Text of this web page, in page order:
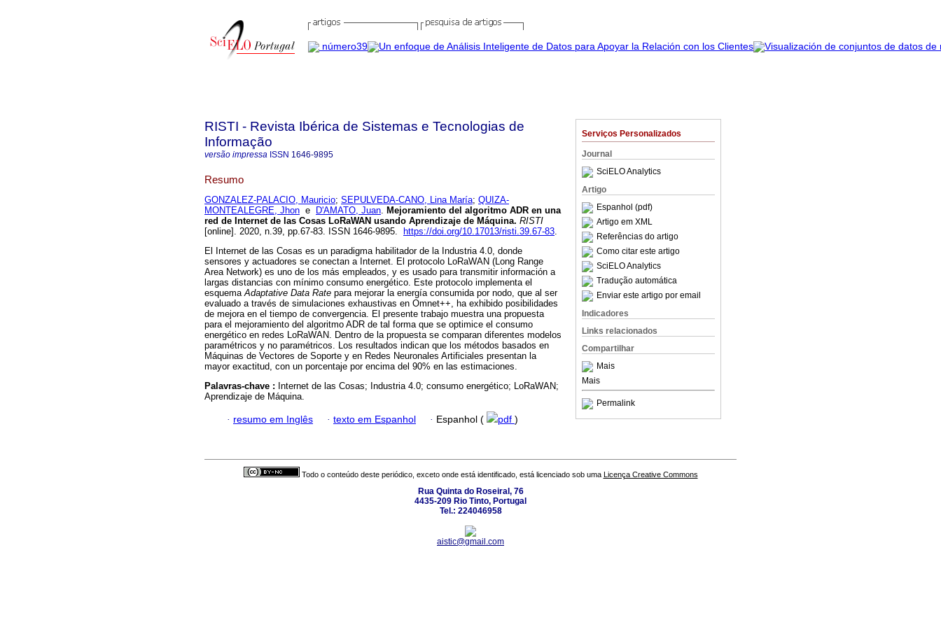
Serviços Personalizados
Journal
SciELO Analytics
Artigo
Espanhol (pdf)
Artigo em XML
Referências do artigo
Como citar este artigo
SciELO Analytics
Tradução automática
Enviar este artigo por email
Indicadores
Links relacionados
Compartilhar
Mais
Mais
Permalink
RISTI - Revista Ibérica de Sistemas e Tecnologias de
Informação
versão impressa ISSN 1646-9895
Resumo
GONZALEZ-PALACIO, Mauricio; SEPULVEDA-CANO, Lina María; QUIZA-
MONTEALEGRE, Jhon e D'AMATO, Juan. Mejoramiento del algoritmo ADR en una
red de Internet de las Cosas LoRaWAN usando Aprendizaje de Máquina. RISTI
[online]. 2020, n.39, pp.67-83. ISSN 1646-9895.
https://doi.org/10.17013/risti.39.67-83.
El Internet de las Cosas es un paradigma habilitador de la Industria 4.0, donde
sensores y actuadores se conectan a Internet. El protocolo LoRaWAN (Long Range
Area Network) es uno de los más empleados, y es usado para transmitir información a
largas distancias con mínimo consumo energético. Este protocolo implementa el
esquemaAdaptative Data Rate para mejorar la energía consumida por nodo, que al ser
evaluado a través de simulaciones exhaustivas en Omnet++, ha exhibido posibilidades
de mejora en el tiempo de convergencia. El presente trabajo muestra una propuesta
para el mejoramiento del algoritmo ADR de tal forma que se optimice el consumo
energético en redes LoRaWAN. Dentro de la propuesta se comparan diferentes modelos
paramétricos y no paramétricos. Los resultados indican que los métodos basados en
Máquinas de Vectores de Soporte y en Redes Neuronales Artificiales presentan la
mayor exactitud, con un porcentaje por encima del 90% en las estimaciones.
Palavras-chave : Internet de las Cosas; Industria 4.0; consumo energético; LoRaWAN;
Aprendizaje de Máquina.
· resumo em Inglês · texto em Espanhol · Espanhol ( pdf )
Todo o conteúdo deste periódico, exceto onde está identificado, está licenciado sob uma Licença Creative Commons
Rua Quinta do Roseiral, 76
4435-209 Rio Tinto, Portugal
Tel.: 224046958
aistic@gmail.com